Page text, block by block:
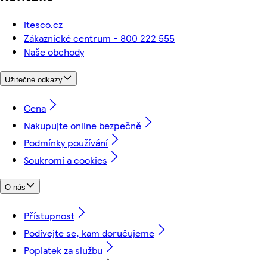
itesco.cz
Zákaznické centrum - 800 222 555
Naše obchody
Užitečné odkazy
Cena
Nakupujte online bezpečně
Podmínky používání
Soukromí a cookies
O nás
Přístupnost
Podívejte se, kam doručujeme
Poplatek za službu